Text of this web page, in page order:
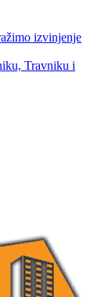
izvinjenje
Travniku i